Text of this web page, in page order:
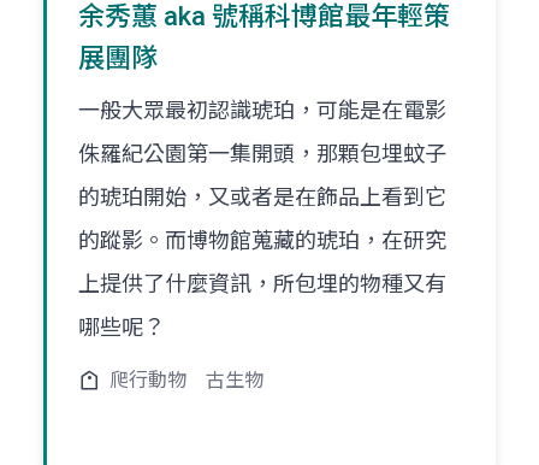
余秀蕙 aka 號稱科博館最年輕策
展團隊
一般大眾最初認識琥珀，可能是在電影
侏羅紀公園第一集開頭，那顆包埋蚊子
的琥珀開始，又或者是在飾品上看到它
的蹤影。而博物館蒐藏的琥珀，在研究
上提供了什麼資訊，所包埋的物種又有
哪些呢？
爬行動物 古生物